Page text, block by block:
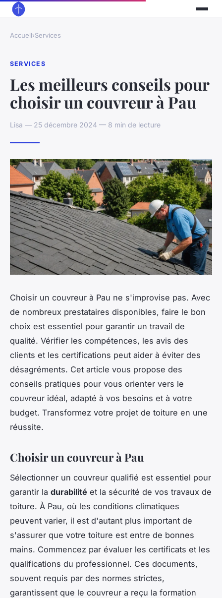
Accueil›Services
SERVICES
Les meilleurs conseils pour
choisir un couvreur à Pau
Lisa — 25 décembre 2024 — 8 min de lecture
Choisir un couvreur à Pau ne s'improvise pas. Avec
de nombreux prestataires disponibles, faire le bon
choix est essentiel pour garantir un travail de
qualité. Vérifier les compétences, les avis des
clients et les certifications peut aider à éviter des
désagréments. Cet article vous propose des
conseils pratiques pour vous orienter vers le
couvreur idéal, adapté à vos besoins et à votre
budget. Transformez votre projet de toiture en une
réussite.
Choisir un couvreur à Pau
Sélectionner un couvreur qualifié est essentiel pour
garantir la durabilité et la sécurité de vos travaux de
toiture. À Pau, où les conditions climatiques
peuvent varier, il est d'autant plus important de
s'assurer que votre toiture est entre de bonnes
mains. Commencez par évaluer les certificats et les
qualifications du professionnel. Ces documents,
souvent requis par des normes strictes,
garantissent que le couvreur a reçu la formation